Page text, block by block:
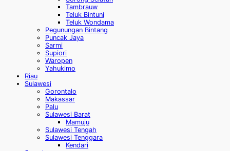
Tambrauw
Teluk Bintuni
Teluk Wondama
Pegunungan Bintang
Puncak Jaya
Sarmi
Supiori
Waropen
Yahukimo
Riau
Sulawesi
Gorontalo
Makassar
Palu
Sulawesi Barat
Mamuju
Sulawesi Tengah
Sulawesi Tenggara
Kendari